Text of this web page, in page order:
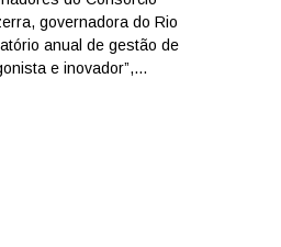
encerra
2024
com
avanços
governadora do Rio
anual de gestão de
e inovador”,...